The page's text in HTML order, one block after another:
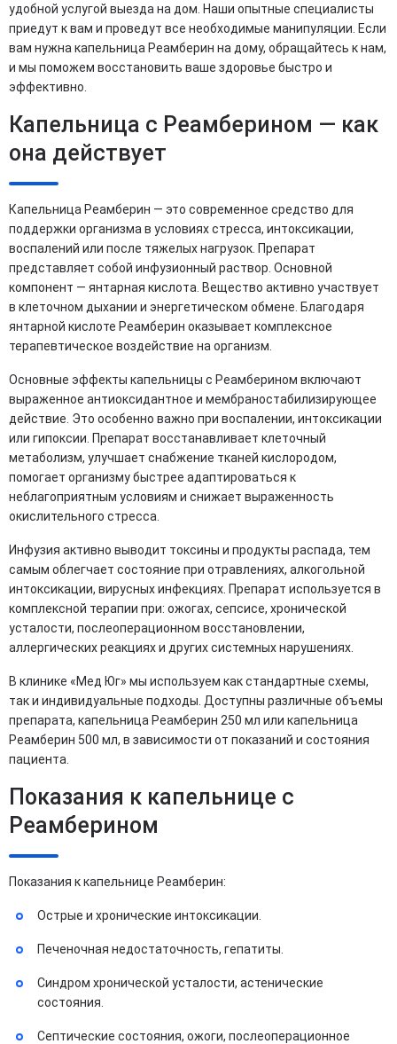
удобной услугой выезда на дом. Наши опытные специалисты
приедут к вам и проведут все необходимые манипуляции. Если
вам нужна капельница Реамберин на дому, обращайтесь к нам,
и мы поможем восстановить ваше здоровье быстро и
эффективно.
Капельница с Реамберином — как
она действует
Капельница Реамберин — это современное средство для
поддержки организма в условиях стресса, интоксикации,
воспалений или после тяжелых нагрузок. Препарат
представляет собой инфузионный раствор. Основной
компонент — янтарная кислота. Вещество активно участвует
в клеточном дыхании и энергетическом обмене. Благодаря
янтарной кислоте Реамберин оказывает комплексное
терапевтическое воздействие на организм.
Основные эффекты капельницы с Реамберином включают
выраженное антиоксидантное и мембраностабилизирующее
действие. Это особенно важно при воспалении, интоксикации
или гипоксии. Препарат восстанавливает клеточный
метаболизм, улучшает снабжение тканей кислородом,
помогает организму быстрее адаптироваться к
неблагоприятным условиям и снижает выраженность
окислительного стресса.
Инфузия активно выводит токсины и продукты распада, тем
самым облегчает состояние при отравлениях, алкогольной
интоксикации, вирусных инфекциях. Препарат используется в
комплексной терапии при: ожогах, сепсисе, хронической
усталости, послеоперационном восстановлении,
аллергических реакциях и других системных нарушениях.
В клинике «Мед Юг» мы используем как стандартные схемы,
так и индивидуальные подходы. Доступны различные объемы
препарата, капельница Реамберин 250 мл или капельница
Реамберин 500 мл, в зависимости от показаний и состояния
пациента.
Показания к капельнице с
Реамберином
Показания к капельнице Реамберин:
Острые и хронические интоксикации.
Печеночная недостаточность, гепатиты.
Синдром хронической усталости, астенические
состояния.
Септические состояния, ожоги, послеоперационное